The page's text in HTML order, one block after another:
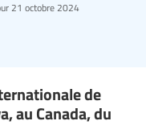
21 octobre 2024
de
au Canada, du